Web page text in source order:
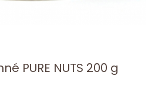
PURE NUTS 200 g